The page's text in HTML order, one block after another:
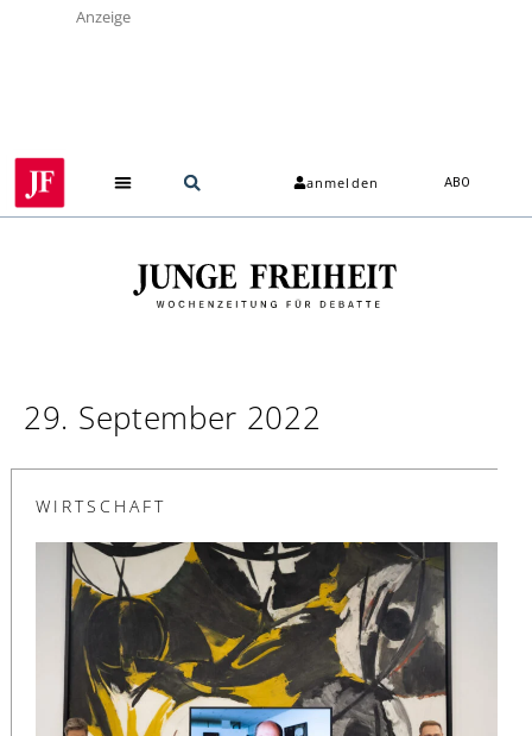
Anzeige
anmelden ABO
29. September 2022
WIRTSCHAFT